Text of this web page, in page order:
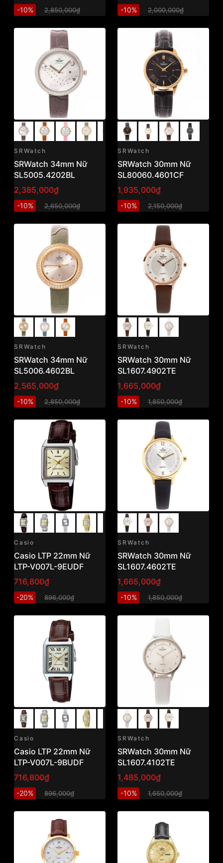
-10% 2,850,000₫ -10% 2,000,000₫
SRWatch
SRWatch 34mm Nữ
SL5005.4202BL
2,385,000₫
-10% 2,650,000₫
SRWatch
SRWatch 30mm Nữ
SL80060.4601CF
1,935,000₫
-10% 2,150,000₫
SRWatch
SRWatch 34mm Nữ
SL5006.4602BL
2,565,000₫
-10% 2,850,000₫
SRWatch
SRWatch 30mm Nữ
SL1607.4902TE
1,665,000₫
-10% 1,850,000₫
Casio
Casio LTP 22mm Nữ
LTP-V007L-9EUDF
716,800₫
-20% 896,000₫
SRWatch
SRWatch 30mm Nữ
SL1607.4602TE
1,665,000₫
-10% 1,850,000₫
Casio
Casio LTP 22mm Nữ
LTP-V007L-9BUDF
716,800₫
-20% 896,000₫
SRWatch
SRWatch 30mm Nữ
SL1607.4102TE
1,485,000₫
-10% 1,650,000₫